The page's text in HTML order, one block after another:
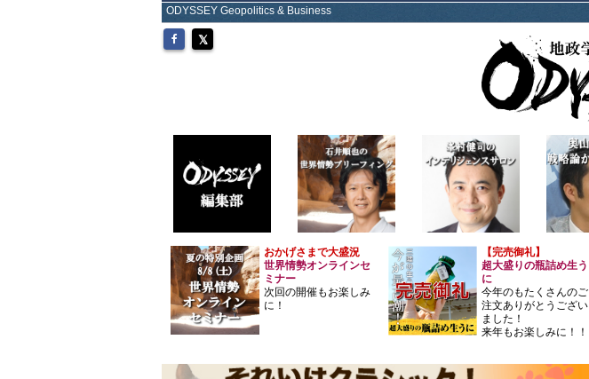
ODYSSEY Geopolitics & Business
おかげさまで大盛況
世界情勢オンラインセ
ミナー
次回の開催もお楽しみ
に！
【完売御礼】
超大盛りの瓶詰め生う
に
今年のもたくさんのご
注文ありがとうござい
ました！
来年もお楽しみに！！